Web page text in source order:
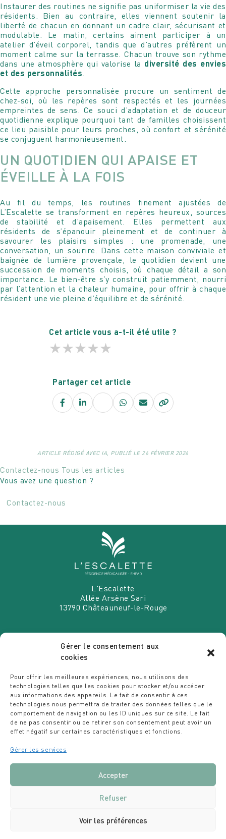
Gérer le consentement aux
cookies
Pour offrir les meilleures expériences, nous utilisons des
technologies telles que les cookies pour stocker et/ou accéder
aux informations des appareils. Le fait de consentir à ces
technologies nous permettra de traiter des données telles que le
comportement de navigation ou les ID uniques sur ce site. Le fait
de ne pas consentir ou de retirer son consentement peut avoir un
effet négatif sur certaines caractéristiques et fonctions.
Gérer les services
Accepter
Refuser
Voir les préférences
Instaurer des routines ne signifie pas uniformiser la vie des
résidents. Bien au contraire, elles viennent soutenir la
liberté de chacun en donnant un cadre clair, sécurisant et
modulable. Le matin, certains aiment participer à un
atelier d’éveil corporel, tandis que d’autres préfèrent un
moment calme sur la terrasse. Chacun trouve son rythme
dans une atmosphère qui valorise la diversité des envies
et des personnalités
Cette approche personnalisée procure un sentiment de
chez-soi, où les repères sont respectés et les journées
empreintes de sens. Ce souci d’adaptation et de douceur
quotidienne explique pourquoi tant de familles choisissent
ce lieu paisible pour leurs proches, où confort et sérénité
se conjuguent harmonieusement.
UN QUOTIDIEN QUI APAISE ET
ÉVEILLE À LA FOIS
Au fil du temps, les routines finement ajustées de
L’Escalette se transforment en repères heureux, sources
de stabilité et d’apaisement. Elles permettent aux
résidents de s’épanouir pleinement et de continuer à
savourer les plaisirs simples : une promenade, une
conversation, un sourire. Dans cette maison conviviale et
baignée de lumière provençale, le quotidien devient une
succession de moments choisis, où chaque détail a son
importance. Le bien-être s’y construit patiemment, nourri
par l’attention et la chaleur humaine, pour offrir à chaque
résident une vie pleine d’équilibre et de sérénité.
Cet article vous a-t-il été utile ?
★★★★★
Partager cet article
FacebookLinkedIn WhatsApp
E-
ARTICLE RÉDIGÉ AVEC IA, PUBLIÉ LE 26 FÉVRIER 2026
Contactez-nous Tous les articles
Vous avez une question ?
Contactez-nous
L'Escalette
Allée Arsène Sari
13790 Châteauneuf-le-Rouge
CHEZ NOUS
Espace recrutement
Des étoiles dans les assiettes
Politique ESG
-
POLITIQUE DE COOKIES
- L'ESCALETTE © 2026
FOURMIZZ
MÉDIATION DE LA CONSOMMATION AME